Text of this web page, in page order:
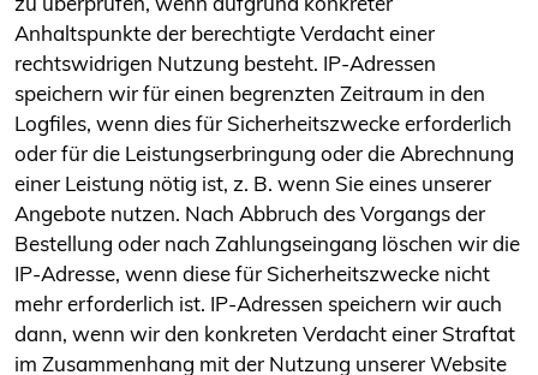
Anhaltspunkte der berechtigte Verdacht einer
rechtswidrigen Nutzung besteht. IP-Adressen
speichern wir für einen begrenzten Zeitraum in den
Logfiles, wenn dies für Sicherheitszwecke erforderlich
oder für die Leistungserbringung oder die Abrechnung
einer Leistung nötig ist, z. B. wenn Sie eines unserer
Angebote nutzen. Nach Abbruch des Vorgangs der
Bestellung oder nach Zahlungseingang löschen wir die
IP-Adresse, wenn diese für Sicherheitszwecke nicht
mehr erforderlich ist. IP-Adressen speichern wir auch
dann, wenn wir den konkreten Verdacht einer Straftat
im Zusammenhang mit der Nutzung unserer Website